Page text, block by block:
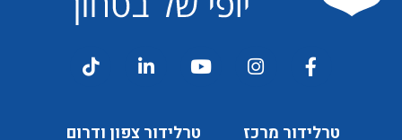
דיוור
ל
טרלידור מרכז טרלידור צפון ודרום